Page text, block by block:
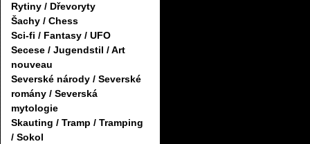
Rytiny / Dřevoryty
Šachy / Chess
Sci-fi / Fantasy / UFO
Secese / Jugendstil / Art
nouveau
Severské národy / Severské
romány / Severská
mytologie
Skauting / Tramp / Tramping
/ Sokol